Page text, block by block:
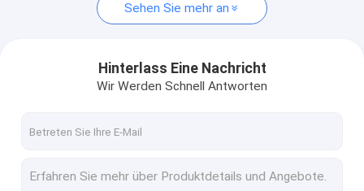
POCT-Test-Ausrüstung
Herzprüfungsausrüstung
Schnelle Test-Ausrüstung PCT
Sehen Sie mehr an
Hinterlass Eine Nachricht
Wir Werden Schnell Antworten